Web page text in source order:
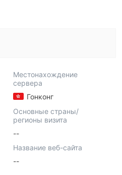
Местонахождение
сервера
Гонконг
Основные страны/
регионы визита
--
Название веб-сайта
--